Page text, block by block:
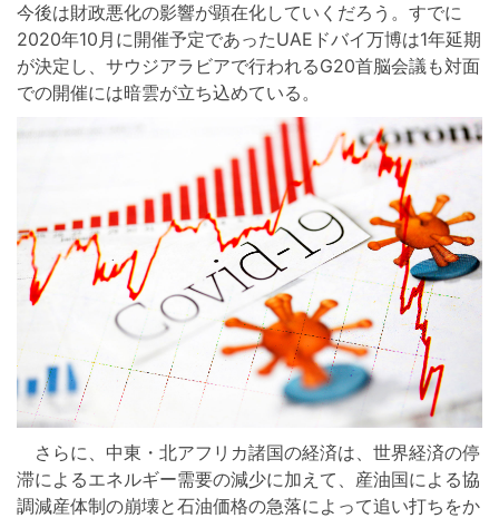
今後は財政悪化の影響が顕在化していくだろう。すでに
2020年10月に開催予定であったUAEドバイ万博は1年延期
が決定し、サウジアラビアで行われるG20首脳会議も対面
での開催には暗雲が立ち込めている。
さらに、中東・北アフリカ諸国の経済は、世界経済の停
滞によるエネルギー需要の減少に加えて、産油国による協
調減産体制の崩壊と石油価格の急落によって追い打ちをか